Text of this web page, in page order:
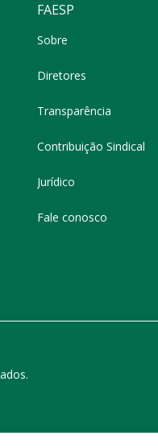
FAESP
Sobre
Diretores
Transparência
Contribuição Sindical
Jurídico
Fale conosco